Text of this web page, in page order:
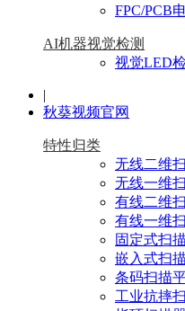
FPC/PCB
AI机器视觉检测
视觉LED
|
秋葵视频官网
特性归类
无线二维
无线一维
有线二维
有线一维
固定式扫
嵌入式扫
条码扫描
工业抗摔